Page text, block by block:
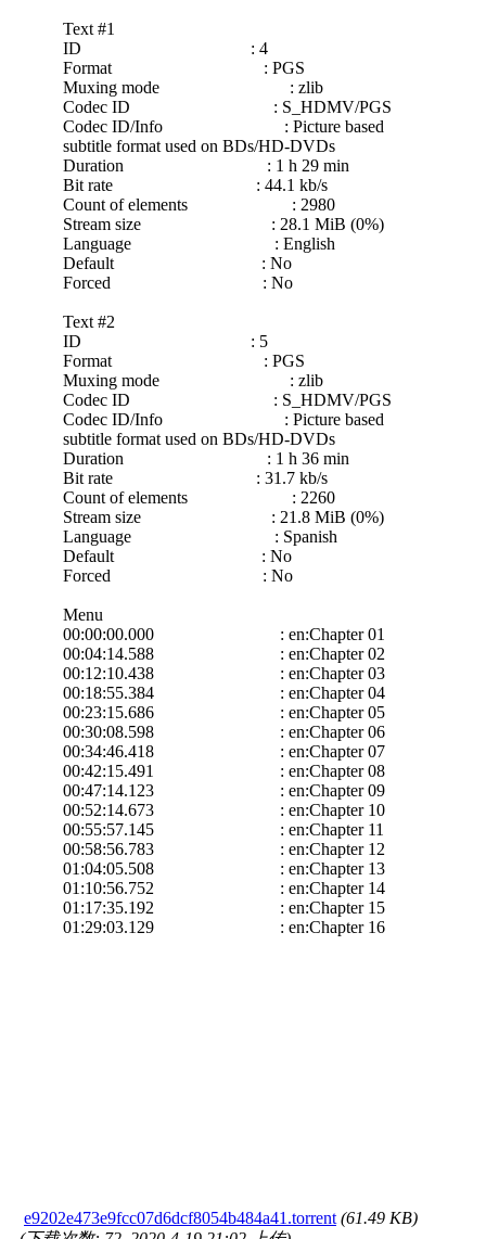
Text #1
ID : 4
Format : PGS
Muxing mode : zlib
Codec ID : S_HDMV/PGS
Codec ID/Info : Picture based
subtitle format used on BDs/HD-DVDs
Duration : 1 h 29 min
Bit rate : 44.1 kb/s
Count of elements : 2980
Stream size : 28.1 MiB (0%)
Language : English
Default : No
Forced : No
Text #2
ID : 5
Format : PGS
Muxing mode : zlib
Codec ID : S_HDMV/PGS
Codec ID/Info : Picture based
subtitle format used on BDs/HD-DVDs
Duration : 1 h 36 min
Bit rate : 31.7 kb/s
Count of elements : 2260
Stream size : 21.8 MiB (0%)
Language : Spanish
Default : No
Forced : No
Menu
00:00:00.000 : en:Chapter 01
00:04:14.588 : en:Chapter 02
00:12:10.438 : en:Chapter 03
00:18:55.384 : en:Chapter 04
00:23:15.686 : en:Chapter 05
00:30:08.598 : en:Chapter 06
00:34:46.418 : en:Chapter 07
00:42:15.491 : en:Chapter 08
00:47:14.123 : en:Chapter 09
00:52:14.673 : en:Chapter 10
00:55:57.145 : en:Chapter 11
00:58:56.783 : en:Chapter 12
01:04:05.508 : en:Chapter 13
01:10:56.752 : en:Chapter 14
01:17:35.192 : en:Chapter 15
01:29:03.129 : en:Chapter 16
e9202e473e9fcc07d6dcf8054b484a41.torrent (61.49 KB)